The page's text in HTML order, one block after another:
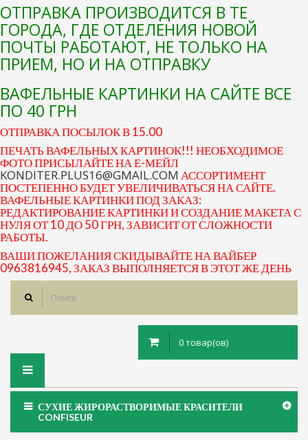
ОТПРАВКА ПРОИЗВОДИТСЯ В ТЕ
ГОРОДА, ГДЕ ОТДЕЛЕНИЯ НОВОЙ
ПОЧТЫ РАБОТАЮТ, НЕ ТОЛЬКО НА
ПРИЕМ, НО И НА ОТПРАВКУ
ВАФЕЛЬНЫЕ КАРТИНКИ НА САЙТЕ ВСЕ
ПО 40 ГРН
ОТПРАВКА ПОСЫЛОК В 15.00
ПЕЧАТЬ ВАФЕЛЬНЫХ КАРТИНОК!!! НЕОБХОДИМОЕ
ФОТО ПРИСЫЛАЙТЕ НА Е-МЕЙЛ
KONDITER.PLUS16@GMAIL.COM АССОРТИМЕНТ
ПОСТЕПЕННО БУДЕТ УВЕЛИЧИВАТЬСЯ НА САЙТЕ.
ВАФЕЛЬНЫЕ КАРТИНКИ ПОД ЗАКАЗ:
РЕДАКТИРОВАНИЕ КАРТИНКИ И СОЗДАНИЕ МАКЕТА С
НУЛЯ ОТ 10 ДО 50 ГРН, ЗАВИСИТ ОТ СЛОЖНОСТИ
РАБОТЫ.
ВАШИ ПОЖЕЛАНИЯ СКИДЫВАЙТЕ НА ВАЙБЕР
0963816945, ЗАКАЗ ВЫПОЛНЯЕТСЯ В ЭТОТ ЖЕ ДЕНЬ
0 товар(ов)
Toggle
СУХИЕ ЖИРОРАСТВОРИМЫЕ КРАСИТЕЛИ
CONFISEUR